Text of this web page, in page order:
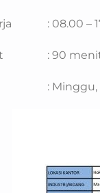
: 08.00 –
: 90
Minggu, Hari